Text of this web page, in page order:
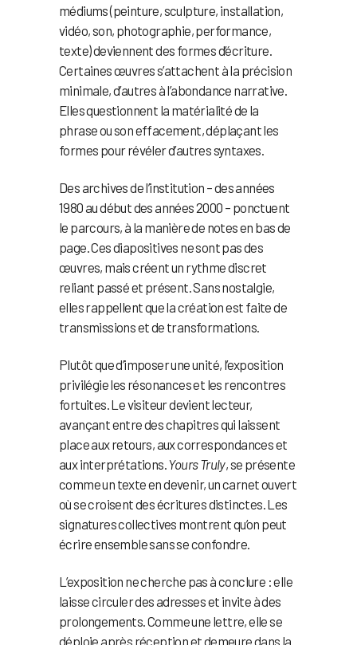
médiums (peinture, sculpture, installation,
vidéo, son, photographie, performance,
texte) deviennent des formes d’écriture.
Certaines œuvres s’attachent à la précision
minimale, d’autres à l’abondance narrative.
Elles questionnent la matérialité de la
phrase ou son effacement, déplaçant les
formes pour révéler d’autres syntaxes.
Des archives de l’institution – des années
1980 au début des années 2000 – ponctuent
le parcours, à la manière de notes en bas de
page. Ces diapositives ne sont pas des
œuvres, mais créent un rythme discret
reliant passé et présent. Sans nostalgie,
elles rappellent que la création est faite de
transmissions et de transformations.
Plutôt que d’imposer une unité, l’exposition
privilégie les résonances et les rencontres
fortuites. Le visiteur devient lecteur,
avançant entre des chapitres qui laissent
place aux retours, aux correspondances et
aux interprétations.Yours Truly, se présente
comme un texte en devenir, un carnet ouvert
où se croisent des écritures distinctes. Les
signatures collectives montrent qu’on peut
écrire ensemble sans se confondre.
L’exposition ne cherche pas à conclure : elle
laisse circuler des adresses et invite à des
prolongements. Comme une lettre, elle se
déploie après réception et demeure dans la